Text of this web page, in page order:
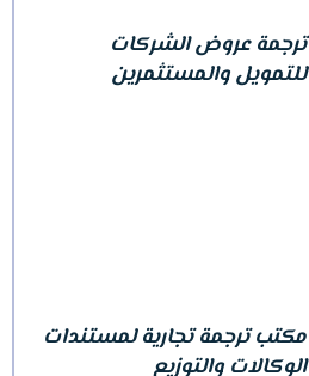
ترجمة عروض الشركات
للتمويل والمستثمرين
مكتب ترجمة تجارية لمستندات
الوكالات والتوزيع